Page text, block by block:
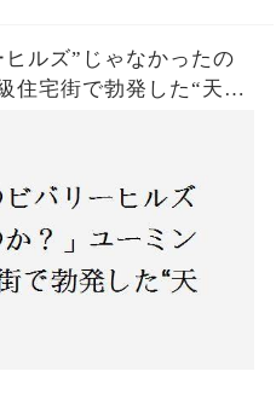
ヒルズ”じゃなかったの
住宅街で勃発した“天井